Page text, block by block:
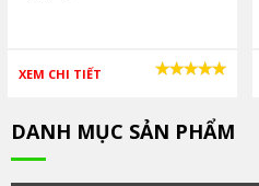
XEM CHI TIẾT
DANH MỤC SẢN PHẨM